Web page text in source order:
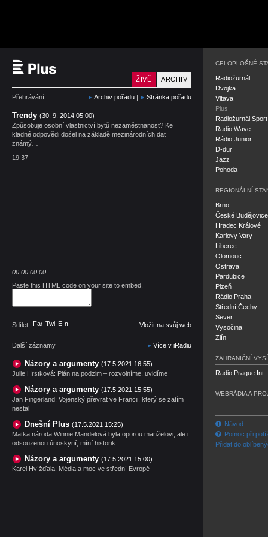
ARCHIV
ŽIVĚ
Přehrávání Archiv pořadu | Stránka pořadu
Trendy (30. 9. 2014 05:00)
Způsobuje osobní vlastnictví bytů nezaměstnanost? Ke
kladné odpovědi došel na základě mezinárodních dat
známý…
19:37
00:00 00:00
Paste this HTML code on your site to embed.
Sdílet: Facebook
TwitterE-mail Vložit na svůj web
Další záznamy Více v iRadiu
Názory a argumenty (17.5.2021 16:55)
Julie Hrstková: Plán na podzim – rozvolníme, uvidíme
Názory a argumenty (17.5.2021 15:55)
Jan Fingerland: Vojenský převrat ve Francii, který se zatím
nestal
Dnešní Plus (17.5.2021 15:25)
Matka národa Winnie Mandelová byla oporou manželovi, ale i
odsouzenou únoskyní, míní historik
Názory a argumenty (17.5.2021 15:00)
Karel Hvížďala: Média a moc ve střední Evropě
CELOPLOŠNÉ
Radiožurnál
Dvojka
Vltava
Plus
Radiožurnál Sport
Radio Wave
Rádio Junior
D-dur
Jazz
Pohoda
REGIONÁLNÍ
Brno
České Budějovice
Hradec Králové
Karlovy Vary
Liberec
Olomouc
Ostrava
Pardubice
Plzeň
Rádio Praha
Střední Čechy
Sever
Vysočina
Zlín
ZAHRANIČNÍ
Radio Prague Int.
WEBRÁDIA A
Návod
Pomoc při
Přidat do